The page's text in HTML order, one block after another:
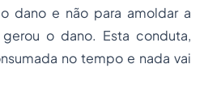
dano e não para amoldar a
o dano. Esta conduta,
no tempo e nada vai